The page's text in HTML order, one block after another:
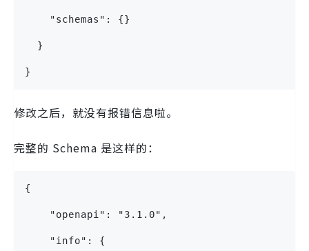
    "schemas": {}
  }
}
修改之后，就没有报错信息啦。
完整的 Schema 是这样的：
{
    "openapi": "3.1.0",
    "info": {